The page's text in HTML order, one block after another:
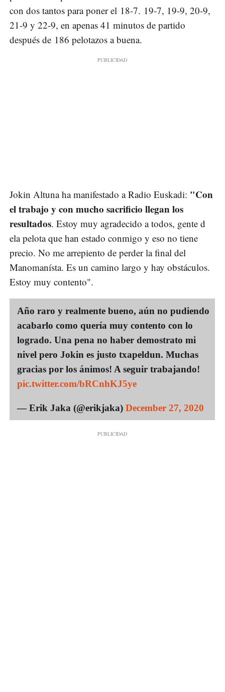
con dos tantos para poner el 18-7. 19-7, 19-9, 20-9,
21-9 y 22-9, en apenas 41 minutos de partido
después de 186 pelotazos a buena.
Jokin Altuna ha manifestado a Radio Euskadi: "Con
el trabajo y con mucho sacrificio llegan los
resultados. Estoy muy agradecido a todos, gente d
ela pelota que han estado conmigo y eso no tiene
precio. No me arrepiento de perder la final del
Manomanísta. Es un camino largo y hay obstáculos.
Estoy muy contento".
Año raro y realmente bueno, aún no pudiendo
acabarlo como quería muy contento con lo
logrado. Una pena no haber demostrato mi
nivel pero Jokin es justo txapeldun. Muchas
gracias por los ánimos! A seguir trabajando!
pic.twitter.com/bRCnhKJ5ye
— Erik Jaka (@erikjaka) December 27, 2020